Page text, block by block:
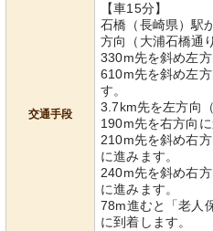
交通手段
【車15分】
石橋（長崎県）駅
方向（大浦石橋通
330m先を斜め左
610m先を斜め左
す。
3.7km先を左方向
190m先を右方向に
210m先を斜め右
に進みます。
240m先を斜め右
に進みます。
78m進むと「老人
に到着します。